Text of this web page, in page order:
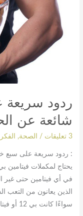
ردود
شائعة عن
3 تعليقات / الصحة,
في أي فيتامين حتى غير
الذين يعانون من التعب
سواءًا كانت بي 12 أو فيتامين سي أو دي
خرافات
شائعة